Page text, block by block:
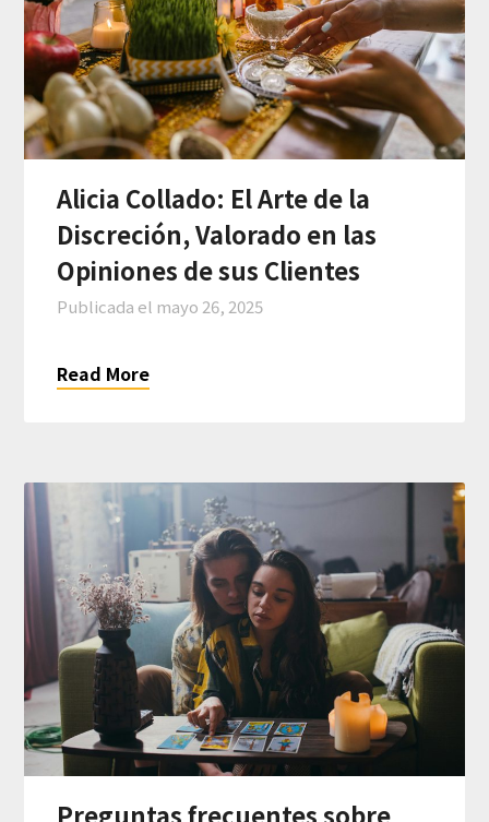
Alicia Collado: El Arte de la
Discreción, Valorado en las
Opiniones de sus Clientes
Publicada el mayo 26, 2025
Read More
Preguntas frecuentes sobre